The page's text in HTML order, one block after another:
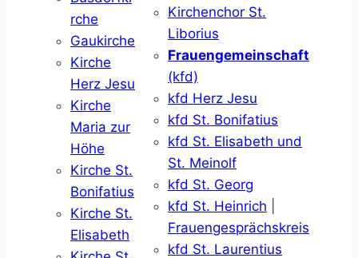
rche
Gaukirche
Kirche
Herz Jesu
Kirche
Maria zur
Höhe
Kirche St.
Bonifatius
Kirche St.
Elisabeth
Kirchenchor St.
Liborius
Frauengemeinschaft
(kfd)
kfd Herz Jesu
kfd St. Bonifatius
kfd St. Elisabeth und
St. Meinolf
kfd St. Georg
kfd St. Heinrich
Frauengesprächskreis
kfd St. Laurentius